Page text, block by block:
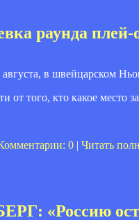
раунда
в швейцарском
от того, кто какое место
0 | Читать
«Россию